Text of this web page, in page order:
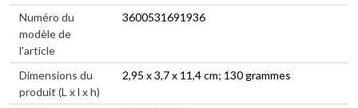
Numéro du
modèle de
l'article
‎3600531691936
Dimensions du
produit (L x l x h)
‎2,95 x 3,7 x 11,4 cm; 130 grammes